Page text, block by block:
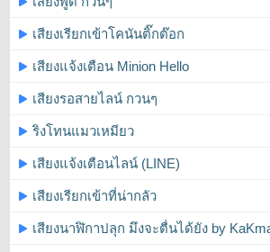
เสียงเรียกเข้าโคนันติ๊กต๊อก
เสียงแจ้งเตือน Minion Hello
เสียงรอสายไลน์ กวนๆ
ริงโทนแมวเหมียว
เสียงแจ้งเตือนไลน์ (LINE)
เสียงเรียกเข้าที่น่ากลัว
เสียงนาฬิกาปลุก มึงจะตื่นได้ยัง by